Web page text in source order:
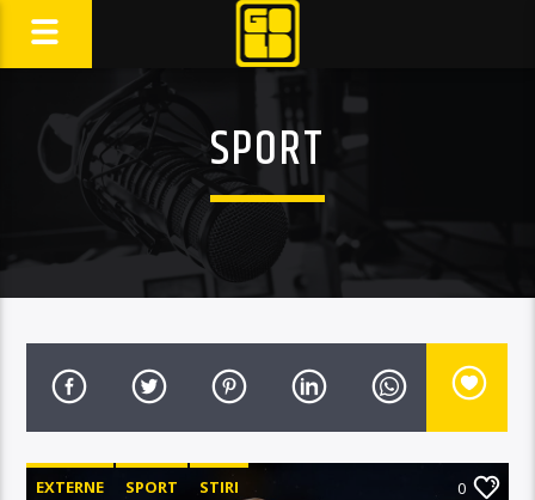
SPORT
EXTERNE SPORT STIRI 0